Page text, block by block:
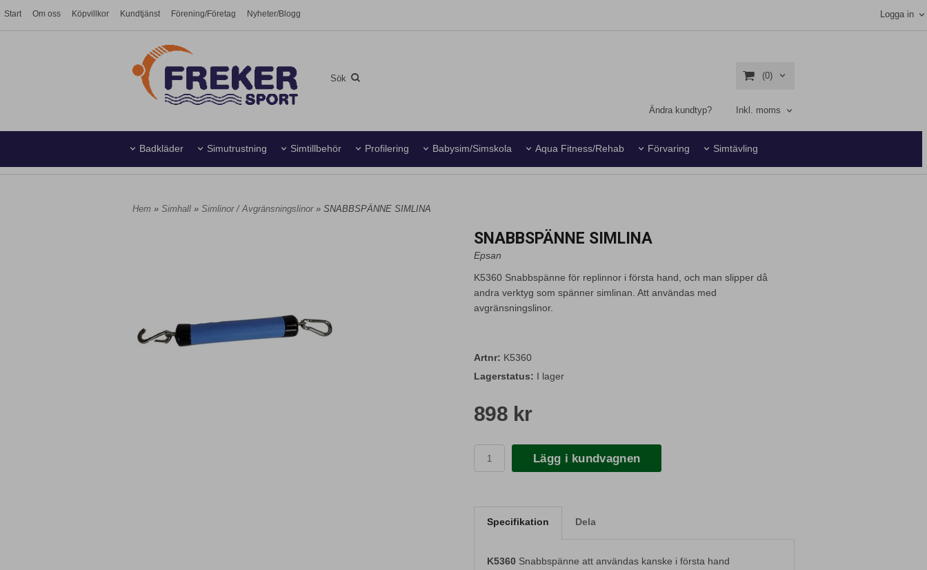
Start Om oss Köpvillkor Kundtjänst Förening/Företag Nyheter/Blogg Logga in
(0)
Ändra kundtyp? Inkl. moms
Badkläder Simutrustning Simtillbehör Profilering Babysim/Simskola Aqua Fitness/Rehab Förvaring Simtävling
Hem » Simhall » Simlinor / Avgränsningslinor » SNABBSPÄNNE SIMLINA
SNABBSPÄNNE SIMLINA
Epsan
K5360 Snabbspänne för replinnor i första hand, och man slipper då
andra verktyg som spänner simlinan. Att användas med
avgränsningslinor.
Artnr: K5360
Lagerstatus: I lager
898 kr
Lägg i kundvagnen
Specifikation Dela
K5360 Snabbspänne att användas kanske i första hand